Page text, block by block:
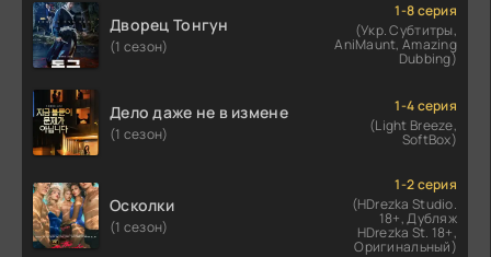
Дворец Тонгун
(1 сезон)
1-8 серия
(Укр. Субтитры,
AniMaunt, Amazing
Dubbing)
Дело даже не в измене
(1 сезон)
1-4 серия
(Light Breeze,
SoftBox)
Осколки
(1 сезон)
1-2 серия
(HDrezka Studio.
18+, Дубляж
HDrezka St. 18+,
Оригинальный)